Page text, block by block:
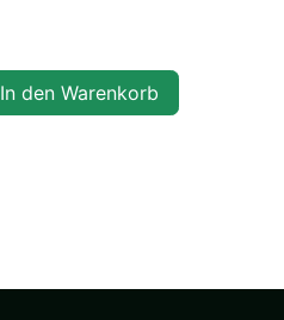
In den Warenkorb